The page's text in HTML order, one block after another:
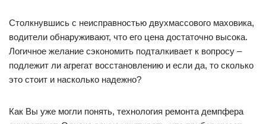
Столкнувшись с неисправностью двухмассового маховика,
водители обнаруживают, что его цена достаточно высока.
Логичное желание сэкономить подталкивает к вопросу –
подлежит ли агрегат восстановлению и если да, то сколько
это стоит и насколько надежно?
Как Вы уже могли понять, технология ремонта демпфера